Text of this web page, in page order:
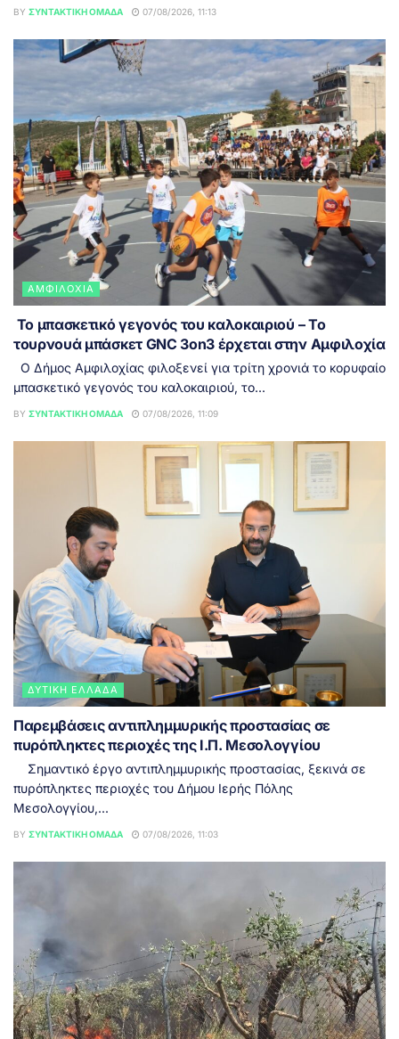
BY ΣΥΝΤΑΚΤΙΚΉ ΟΜΆΔΑ 07/08/2026, 11:13
ΑΜΦΙΛΟΧΊΑ
Το μπασκετικό γεγονός του καλοκαιριού – Το
τουρνουά μπάσκετ GNC 3on3 έρχεται στην Αμφιλοχία
Ο Δήμος Αμφιλοχίας φιλοξενεί για τρίτη χρονιά το κορυφαίο
μπασκετικό γεγονός του καλοκαιριού, το...
BY ΣΥΝΤΑΚΤΙΚΉ ΟΜΆΔΑ 07/08/2026, 11:09
ΔΥΤΙΚΉ ΕΛΛΆΔΑ
Παρεμβάσεις αντιπλημμυρικής προστασίας σε
πυρόπληκτες περιοχές της Ι.Π. Μεσολογγίου
Σημαντικό έργο αντιπλημμυρικής προστασίας, ξεκινά σε
πυρόπληκτες περιοχές του Δήμου Ιερής Πόλης
Μεσολογγίου,...
BY ΣΥΝΤΑΚΤΙΚΉ ΟΜΆΔΑ 07/08/2026, 11:03